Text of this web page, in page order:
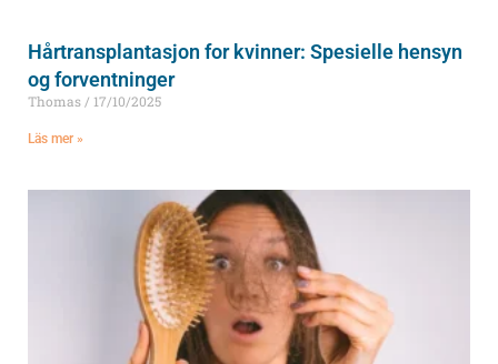
Hårtransplantasjon for kvinner: Spesielle hensyn
og forventninger
Thomas 17/10/2025
Läs mer »